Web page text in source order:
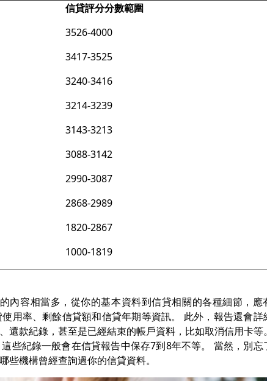
信貸評分分數範圍
3526-4000
3417-3525
3240-3416
3214-3239
3143-3213
3088-3142
2990-3087
2868-2989
1820-2867
1000-1819
內容相當多，從你的基本資料到信貸相關的各種細節，應
用率、剩餘信貸額和信貸年期等資訊。 此外，報告還會詳
還款紀錄，甚至是已經結束的帳戶資料，比如取消信用卡等
些紀錄一般會在信貸報告中保存7到8年不等。 當然，別忘
機構曾經查詢過你的信貸資料。